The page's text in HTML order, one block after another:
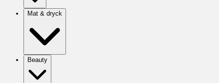
Mat & dryck
Beauty